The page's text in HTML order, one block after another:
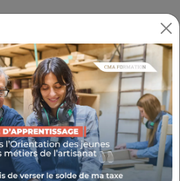
ÉNERGÉTIQUE ET
nos experts vous aident à
et proposer un
adapté aux enjeux
Provence-Alpes-Côte